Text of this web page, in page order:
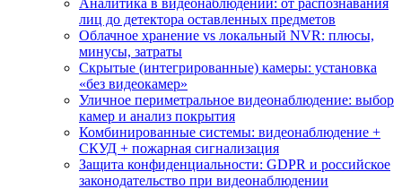
Аналитика в видеонаблюдении: от распознавания
лиц до детектора оставленных предметов
Облачное хранение vs локальный NVR: плюсы,
минусы, затраты
Скрытые (интегрированные) камеры: установка
«без видеокамер»
Уличное периметральное видеонаблюдение: выбор
камер и анализ покрытия
Комбинированные системы: видеонаблюдение +
СКУД + пожарная сигнализация
Защита конфиденциальности: GDPR и российское
законодательство при видеонаблюдении